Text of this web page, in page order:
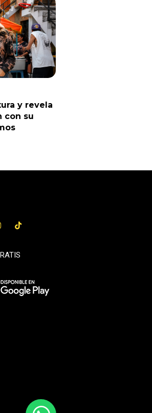
y revela
con su